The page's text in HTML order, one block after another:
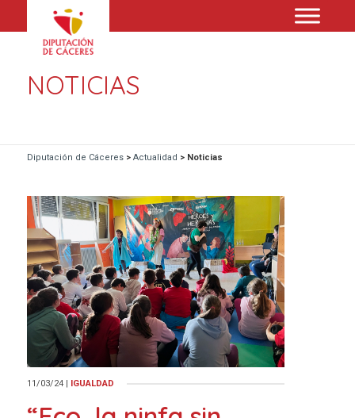
NOTICIAS
Diputación de Cáceres> Actualidad > Noticias
11/03/24 IGUALDAD